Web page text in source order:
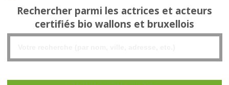
Rechercher parmi les actrices et acteurs
certifiés bio wallons et bruxellois